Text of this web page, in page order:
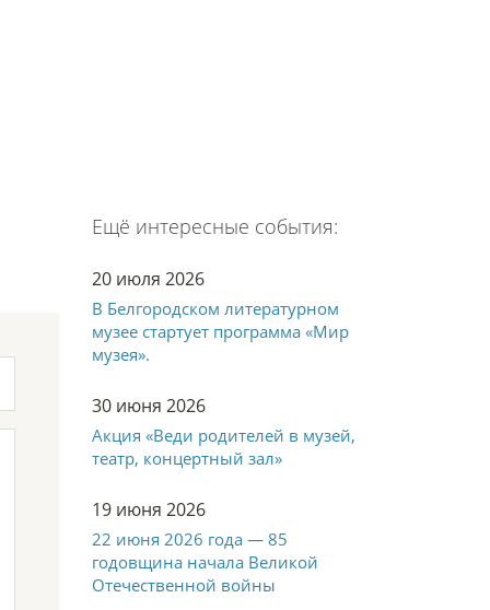
Ещё интересные события:
20 июля 2026
В Белгородском литературном
музее стартует программа «Мир
музея».
30 июня 2026
Акция «Веди родителей в музей,
театр, концертный зал»
19 июня 2026
22 июня 2026 года — 85
годовщина начала Великой
Отечественной войны